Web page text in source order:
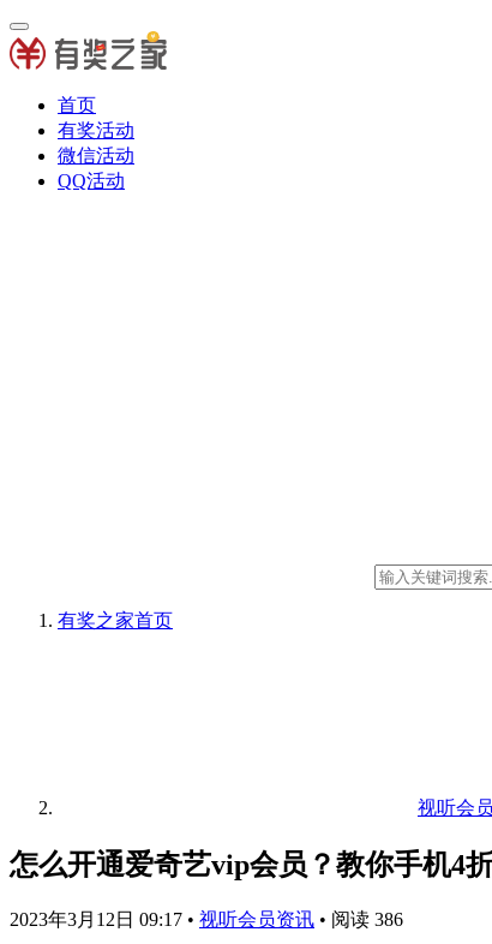
首页
有奖活动
微信活动
QQ活动
有奖之家首页
视听会
怎么开通爱奇艺vip会员？教你手机4
2023年3月12日 09:17 • 视听会员资讯 • 阅读 386